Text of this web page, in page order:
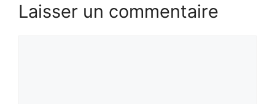
Laisser un commentaire